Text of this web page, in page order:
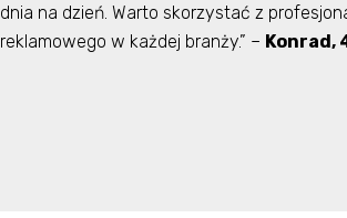
dnia na dzień. Warto skorzystać z
reklamowego w każdej branży.” – Konrad,